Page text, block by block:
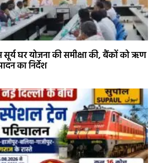
घर योजना की समीक्षा की, बैंकों को ऋण
का निर्देश